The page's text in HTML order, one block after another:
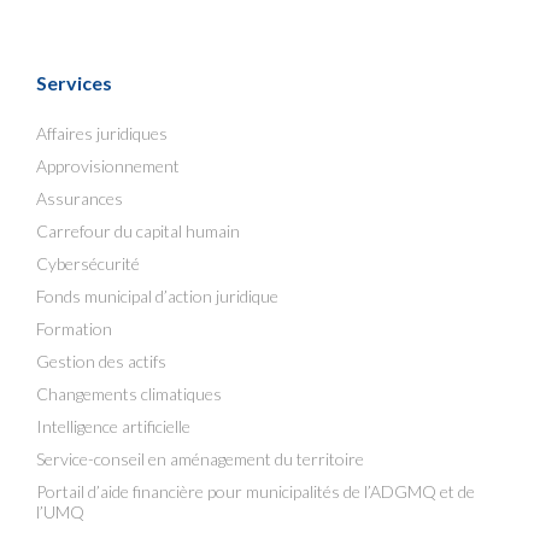
Services
Affaires juridiques
Approvisionnement
Assurances
Carrefour du capital humain
Cybersécurité
Fonds municipal d’action juridique
Formation
Gestion des actifs
Changements climatiques
Intelligence artificielle
Service-conseil en aménagement du territoire
Portail d’aide financière pour municipalités de l’ADGMQ et de
l’UMQ